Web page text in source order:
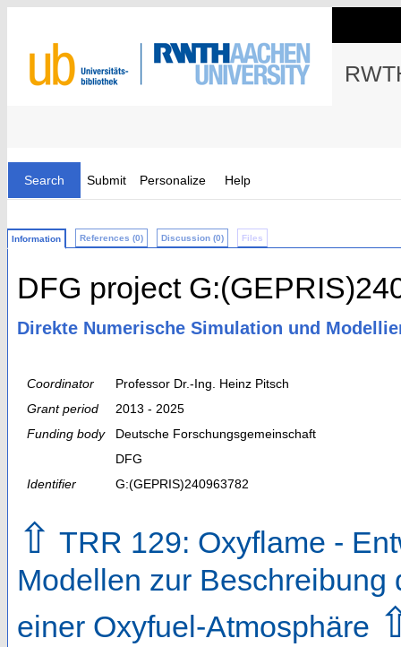
Search Submit Personalize Help
Information References (0) Discussion (0) Files
DFG project
Direkte Numerische Simulation und
Coordinator
Professor Dr.-Ing. Heinz Pitsch
Grant period
2013 - 2025
Funding body
Deutsche Forschungsgemeinschaft
DFG
Identifier
G:(GEPRIS)240963782
⇧ TRR 129: Oxyflame -
Modellen zur Beschreibung
einer Oxyfuel-Atmosphäre